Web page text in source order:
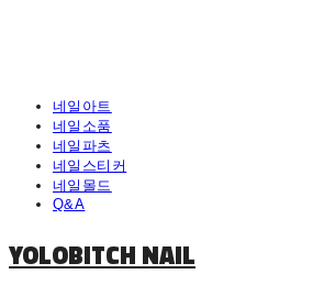
네일아트
네일소품
네일파츠
네일스티커
네일몰드
Q&A
YOLOBITCH NAIL